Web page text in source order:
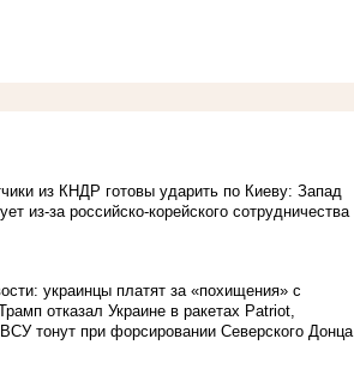
из КНДР готовы ударить по Киеву: Запад
из-за российско-корейского сотрудничества
украинцы платят за «похищения» с
отказал Украине в ракетах Patriot,
тонут при форсировании Северского Донца